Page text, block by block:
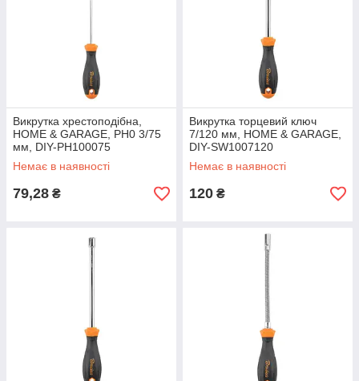
Викрутка хрестоподібна,
HOME & GARAGE, PH0 3/75
мм, DIY-PH100075
Немає в наявності
79,28 ₴
Викрутка торцевий ключ
7/120 мм, HOME & GARAGE,
DIY-SW1007120
Немає в наявності
120 ₴